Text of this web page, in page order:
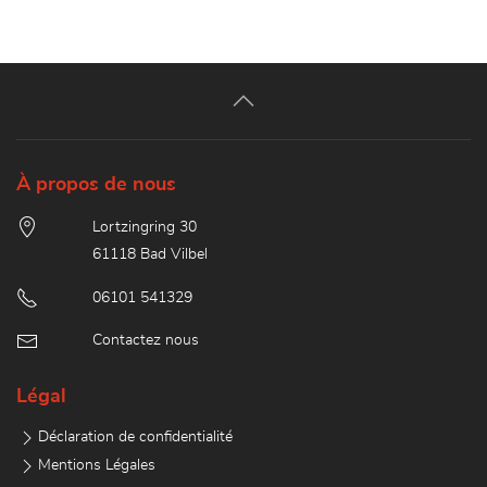
À propos de nous
Lortzingring 30
61118 Bad Vilbel
06101 541329
Contactez nous
Légal
Déclaration de confidentialité
Mentions Légales